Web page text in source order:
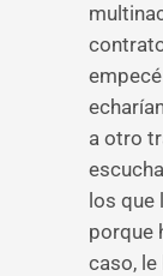
a otro
los que
porque
caso,